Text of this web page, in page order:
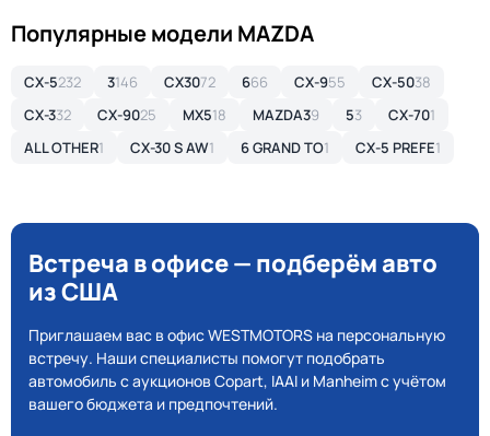
Популярные модели MAZDA
CX-5232 3146 CX3072 666 CX-955 CX-5038
CX-332 CX-9025 MX518 MAZDA39 53 CX-701
ALL OTHER1 CX-30 S AW1 6 GRAND TO1 CX-5 PREFE1
Встреча в офисе — подберём авто
из США
Приглашаем вас в офис WESTMOTORS на персональную
встречу. Наши специалисты помогут подобрать
автомобиль с аукционов Copart, IAAI и Manheim с учётом
вашего бюджета и предпочтений.